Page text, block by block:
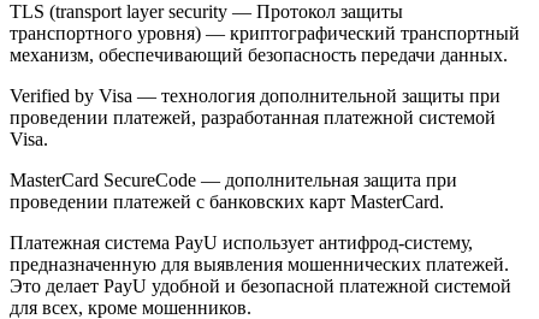
TLS (transport layer security — Протокол защиты
транспортного уровня) — криптографический транспортный
механизм, обеспечивающий безопасность передачи данных.
Verified by Visa — технология дополнительной защиты при
проведении платежей, разработанная платежной системой
Visa.
MasterCard SecureCode — дополнительная защита при
проведении платежей с банковских карт MasterCard.
Платежная система PayU использует антифрод-систему,
предназначенную для выявления мошеннических платежей.
Это делает PayU удобной и безопасной платежной системой
для всех, кроме мошенников.